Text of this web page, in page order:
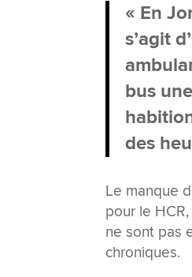
« En
s’agit
bus
des
Le manque
pour le
ne sont pas
chroniques.